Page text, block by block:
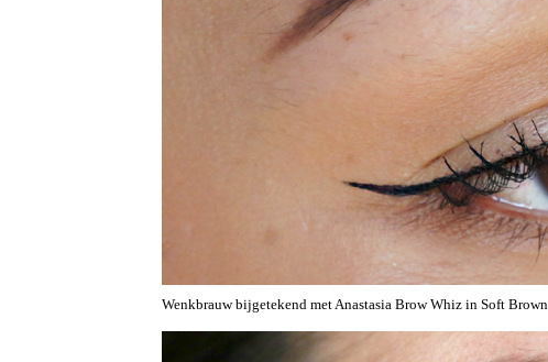
Wenkbrauw bijgetekend met Anastasia Brow Whiz in Soft Brown.